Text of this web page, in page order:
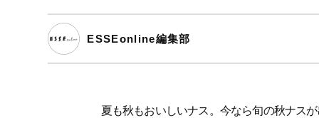
ESSEonline編集部
夏も秋もおいしいナス。今なら旬の秋ナス